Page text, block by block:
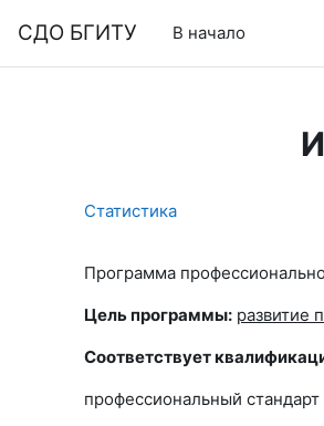
СДО БГИТУ В начало
Статистика
Программа
Цель программы: развитие
Соответствует
профессиональный стандарт